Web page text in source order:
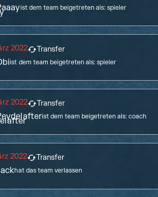
ist dem team beigetreten als:spieler
2022 Transfer
ist dem team beigetreten als:spieler
2022 Transfer
ist dem team beigetreten als: coach
2022 Transfer
hat das team verlassen